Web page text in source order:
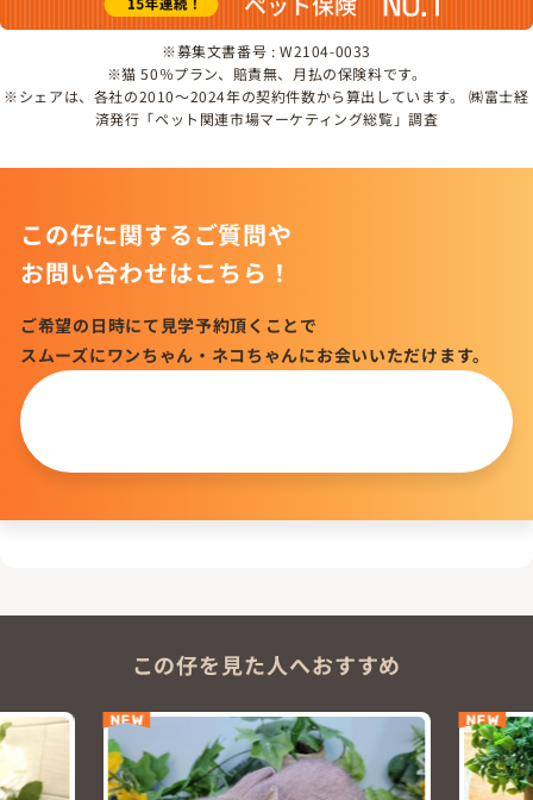
※募集文書番号 : W2104-0033
※猫 50％プラン、賠責無、月払の保険料です。
※シェアは、各社の2010～2024年の契約件数から算出しています。 ㈱富士経
済発行「ペット関連市場マーケティング総覧」調査
この仔に関するご質問や
お問い合わせはこちら！
ご希望の日時にて見学予約頂くことで
スムーズにワンちゃん・ネコちゃんにお会いいただけます。
この仔を見た人へおすすめ
NEW NEW